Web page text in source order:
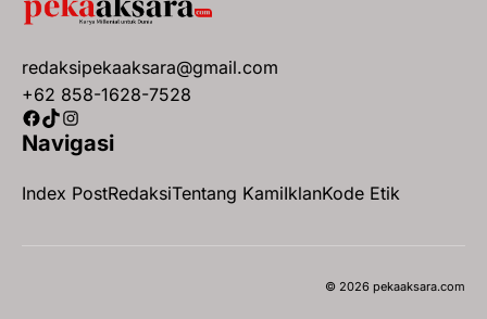
redaksipekaaksara@gmail.com
+62 858-1628-7528
Facebook
TikTok
Instagram
Navigasi
Index PostRedaksiTentang KamiIklanKode Etik
© 2026 pekaaksara.com